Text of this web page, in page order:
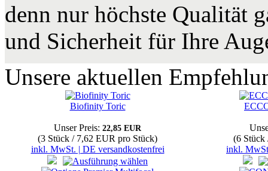
denn nur höchste Qualität
und Sicherheit für Ihre
Unsere aktuellen
Biofinity Toric
Unser Preis: 22,85 EUR
(3 Stück / 7,62 EUR pro Stück)
inkl. MwSt. | DE versandkostenfrei
(6 Stück
inkl.